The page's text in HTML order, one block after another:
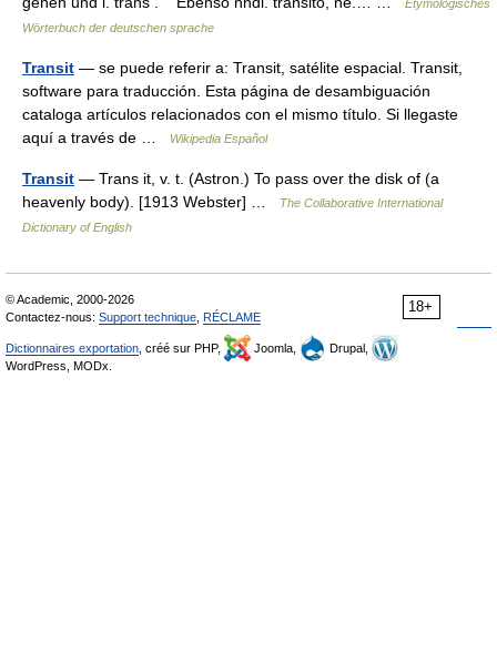
Etymologisches
Wörterbuch der deutschen sprache
Transit — se puede referir a: Transit, satélite espacial. Transit,
software para traducción. Esta página de desambiguación
cataloga artículos relacionados con el mismo título. Si llegaste
aquí a través de …
Wikipedia Español
Transit — Trans it, v. t. (Astron.) To pass over the disk of (a
heavenly body). [1913 Webster] …
The Collaborative International
Dictionary of English
18+
© Academic, 2000-2026
Contactez-nous: Support technique RÉCLAME
Dictionnaires exportation , créé sur PHP, Joomla,
Drupal,
WordPress, MODx.